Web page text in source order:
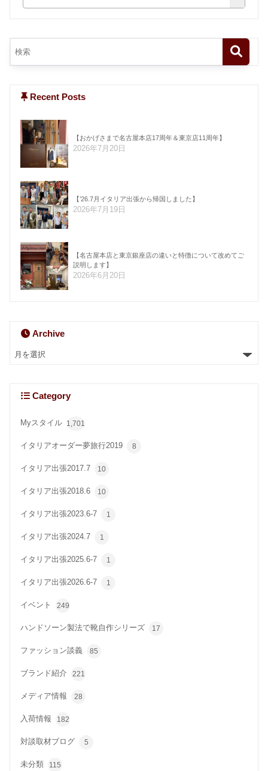
Recent Posts
【おかげさまで名古屋本店17周年＆東京店11周年】
2026年7月20日
【’26.7月イタリア出張から帰国しました】
2026年7月19日
【名古屋本店と東京銀座店の違いと特徴について改めてご
説明します】
2026年6月20日
Archive
Category
Myスタイル 1,701
イタリアオーダー夢旅行2019 8
イタリア出張2017.7 10
イタリア出張2018.6 10
イタリア出張2023.6-7 1
イタリア出張2024.7 1
イタリア出張2025.6-7 1
イタリア出張2026.6-7 1
イベント 249
ハンドソーン製法で靴自作シリーズ 17
ファッション談義 85
ブランド紹介 221
メディア情報 28
入荷情報 182
対談取材ブログ 5
未分類 115